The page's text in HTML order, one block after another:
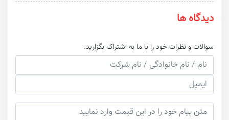
دیدگاه ها
سوالات و نظرات خود را با ما به اشتراک بگزارید.